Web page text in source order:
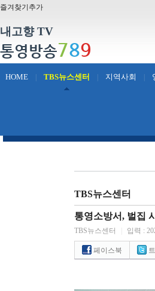
즐겨찾기추가
내고향 TV
통영방송789
HOME TBS뉴스센터 지역사회
TBS뉴스센터
통영소방서, 벌집
TBS뉴스센터 입력 :
페이스북